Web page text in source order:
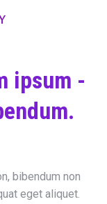
ipsum -
bibendum non
eget aliquet.